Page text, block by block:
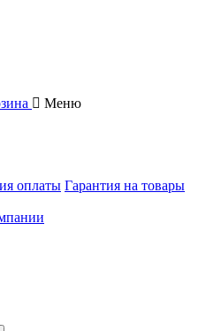
Меню
оплаты Гарантия на товары